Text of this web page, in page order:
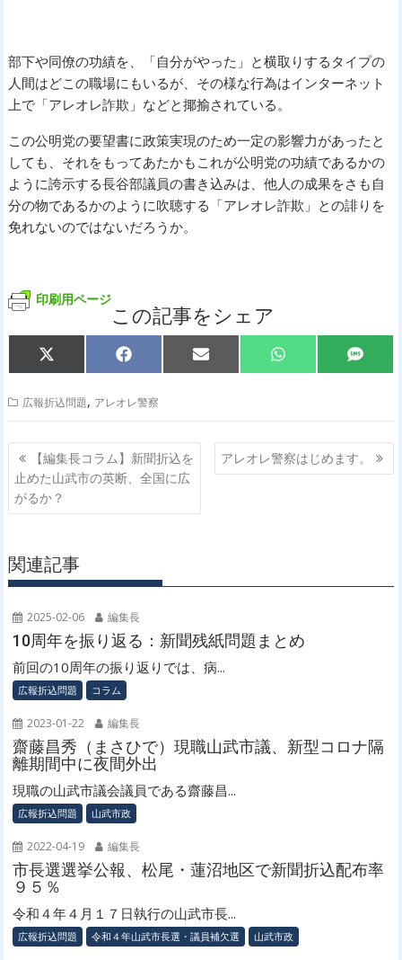
部下や同僚の功績を、「自分がやった」と横取りするタイプの
人間はどこの職場にもいるが、その様な行為はインターネット
上で「アレオレ詐欺」などと揶揄されている。
この公明党の要望書に政策実現のため一定の影響力があったと
しても、それをもってあたかもこれが公明党の功績であるかの
ように誇示する長谷部議員の書き込みは、他人の成果をさも自
分の物であるかのように吹聴する「アレオレ詐欺」との誹りを
免れないのではないだろうか。
印刷用ページ
この記事をシェア
Share
on
X
(
w
t
t
e
r
)
Share
on
F
a
e
o
o
k
Share
on
E
m
Share
on
W
h
A
p
p
Share
on
S
M
広報折込問題, アレオレ警察
投
稿
ナ
ビ
ー
シ
ョ
ン
【編集長コラム】新聞折込を
止めた山武市の英断、全国に広
がるか？
アレオレ警察はじめます。
関連記事
2025-02-06 編集長
10周年を振り返る：新聞残紙問題まとめ
前回の10周年の振り返りでは、病...
広報折込問題 コラム
2023-01-22 編集長
齋藤昌秀（まさひで）現職山武市議、新型コロナ隔
離期間中に夜間外出
現職の山武市議会議員である齋藤昌...
広報折込問題 山武市政
2022-04-19 編集長
市長選選挙公報、松尾・蓮沼地区で新聞折込配布率
９５％
令和４年４月１７日執行の山武市長...
広報折込問題 令和４年山武市長選・議員補欠選 山武市政